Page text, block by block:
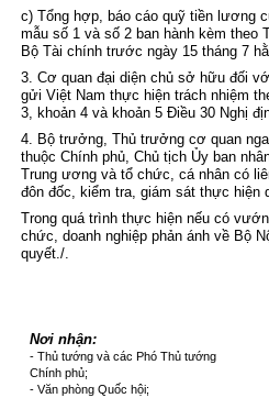
c) Tổng hợp, báo cáo quỹ tiền lương
mẫu số 1 và số 2 ban hành kèm theo
Bộ Tài chính trước ngày 15 tháng 7
3. Cơ quan đại diện chủ sở hữu đối
gửi Việt Nam thực hiện trách nhiệm
3, khoản 4 và khoản 5 Điều 30 Nghị
4. Bộ trưởng, Thủ trưởng cơ quan
thuộc Chính phủ, Chủ tịch Ủy ban
Trung ương và tổ chức, cá nhân có
đôn đốc, kiểm tra, giám sát thực hiện
Trong quá trình thực hiện nếu có
chức, doanh nghiệp phản ánh về Bộ
quyết./.
Nơi nhận:
- Thủ tướng và các Phó Thủ tướng
Chính phủ;
- Văn phòng Quốc hội;